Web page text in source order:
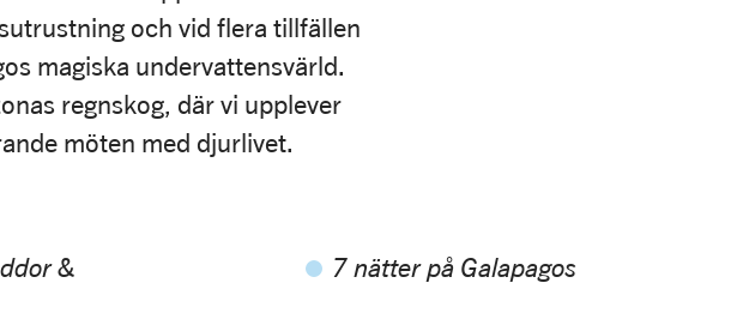
och vid flera tillfällen
magiska undervattensvärld.
regnskog, där vi upplever
möten med djurlivet.
&
7 nätter på Galapagos